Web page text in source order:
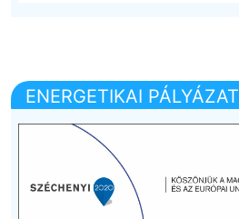
ENERGETIKAI PÁLYÁZAT